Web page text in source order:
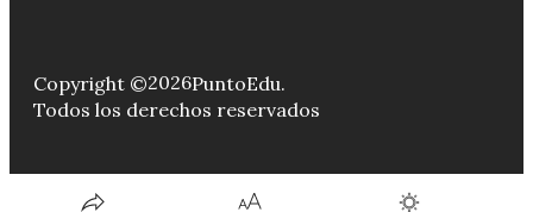
Copyright ©2026PuntoEdu.
Todos los derechos reservados